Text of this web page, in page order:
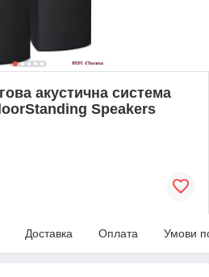
акустична система
Speakers
Доставка Оплата Умови